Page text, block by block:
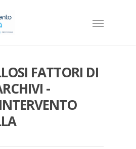
FATTORI DI
-